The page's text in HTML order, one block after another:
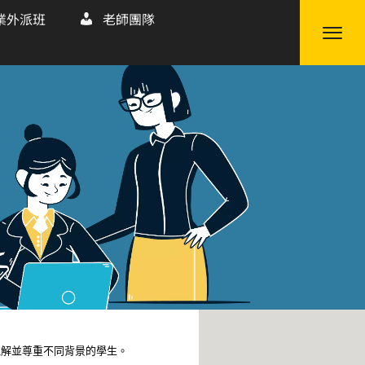
外派班 老師團隊
並尊重不同背景的學生。